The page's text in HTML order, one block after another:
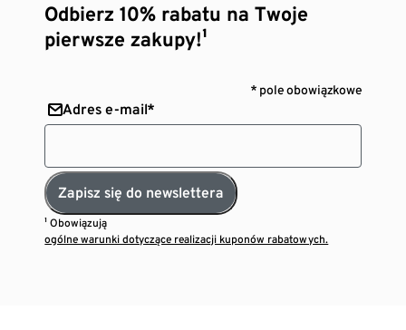
Odbierz 10% rabatu na Twoje
pierwsze zakupy!¹
* pole obowiązkowe
Adres e-mail*
Zapisz się do newslettera
¹ Obowiązują
ogólne warunki dotyczące realizacji kuponów rabatowych.